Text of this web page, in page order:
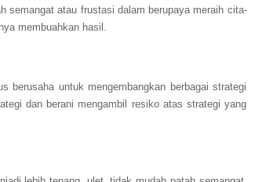
semangat atau frustasi dalam berupaya meraih cita-
membuahkan hasil.
berusaha untuk mengembangkan berbagai strategi
dan berani mengambil resiko atas strategi yang